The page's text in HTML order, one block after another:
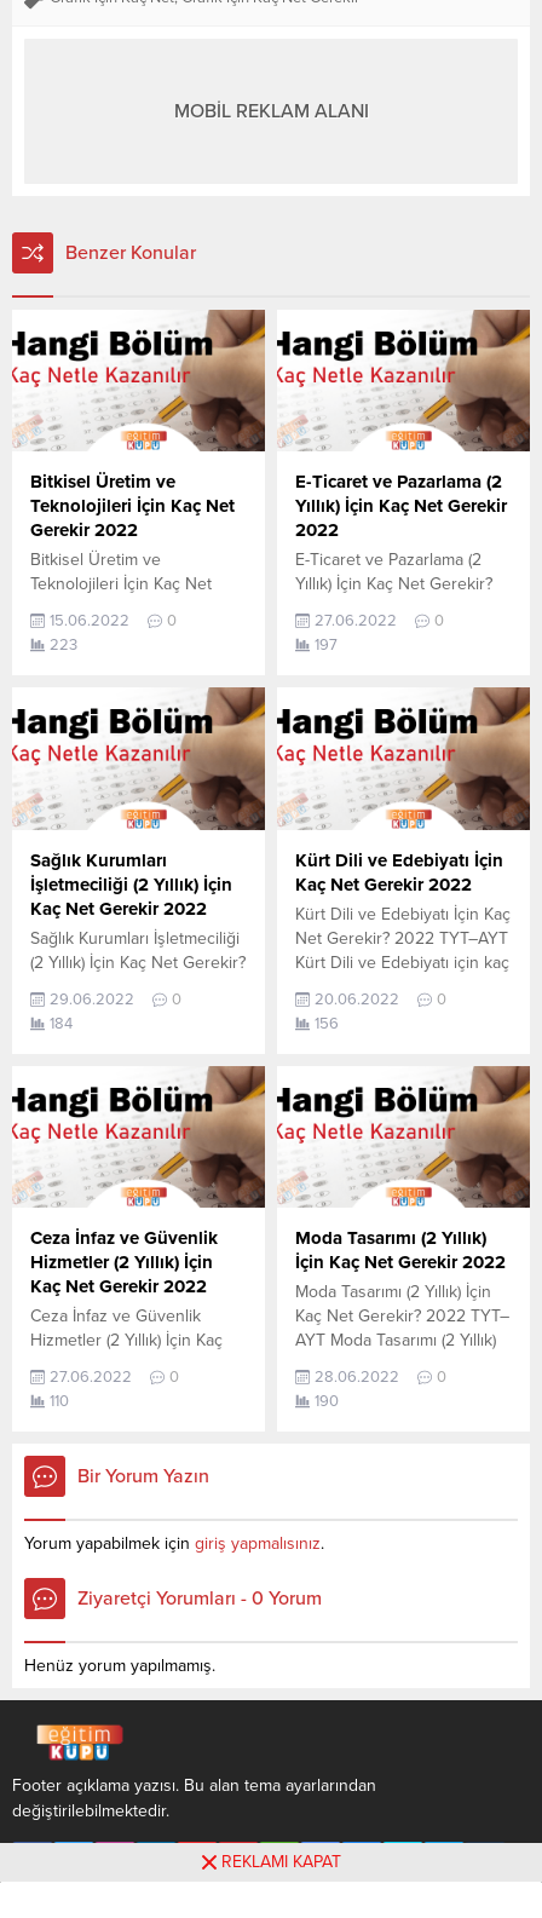
MOBİL REKLAM ALANI
Benzer Konular
Bitkisel Üretim ve
Teknolojileri İçin Kaç Net
Gerekir 2022
Bitkisel Üretim ve
Teknolojileri İçin Kaç Net
Bitkisel Üretim ve
Teknolojileri için kaç net
cevabını aşağıdan
öğrenebilirsiniz. Bu veriler
2021 TYT-AYT sınavında en
son yerleşen öğrencilerin
yapmış olduğu netlerdir.
YÖKATLAS YKS-TYT Net
Sihirbazı, YKS-TYT Net
Sihirbazı. Sayfamızdaki
verilerin tamamı
YÖK tarafından yayınlanmış
olan en son güncel...
15.06.2022
0
223
E-Ticaret ve Pazarlama (2
Yıllık) İçin Kaç Net Gerekir
2022
E-Ticaret ve Pazarlama (2
Yıllık) İçin Kaç Net Gerekir?
Pazarlama (2 Yıllık) için kaç
net yapmam gerekir
aşağıdan öğrenebilirsiniz. Bu
veriler 2021 TYT-AYT
sınavında en son yerleşen
öğrencilerin yapmış olduğu
netlerdir. YÖKATLAS YKS-
TYT Net Sihirbazı, YKS-TYT
Net Sihirbazı. Sayfamızdaki
verilerin tamamı
YÖK tarafından yayınlanmış
olan en...
27.06.2022
0
197
Sağlık Kurumları
İşletmeciliği (2 Yıllık) İçin
Kaç Net Gerekir 2022
Sağlık Kurumları İşletmeciliği
(2 Yıllık) İçin Kaç Net Gerekir?
Kurumları İşletmeciliği (2
Yıllık) için kaç net yapmam
aşağıdan öğrenebilirsiniz. Bu
veriler 2021 TYT-AYT
sınavında en son yerleşen
öğrencilerin yapmış olduğu
netlerdir. YÖKATLAS YKS-
TYT Net Sihirbazı, YKS-TYT
Net Sihirbazı. Sayfamızdaki
verilerin tamamı
YÖK tarafından yayınlanmış
olan en...
29.06.2022
0
184
Kürt Dili ve Edebiyatı İçin
Kaç Net Gerekir 2022
Kürt Dili ve Edebiyatı İçin Kaç
Net Gerekir? 2022 TYT–AYT
Kürt Dili ve Edebiyatı için kaç
sorusunun cevabını
aşağıdan öğrenebilirsiniz. Bu
sınavında en son yerleşen
öğrencilerin yapmış olduğu
netlerdir. YÖKATLAS YKS-
TYT Net Sihirbazı, YKS-TYT
Net Sihirbazı. Sayfamızdaki
verilerin tamamı
YÖK tarafından yayınlanmış
olan en son güncel...
20.06.2022
0
156
Ceza İnfaz ve Güvenlik
Hizmetler (2 Yıllık) İçin
Kaç Net Gerekir 2022
Ceza İnfaz ve Güvenlik
Hizmetler (2 Yıllık) İçin Kaç
Ceza İnfaz ve Güvenlik
Hizmetler (2 Yıllık) için kaç
sorusunun cevabını
aşağıdan öğrenebilirsiniz. Bu
sınavında en son yerleşen
öğrencilerin yapmış olduğu
netlerdir. YÖKATLAS YKS-
TYT Net Sihirbazı, YKS-TYT
verilerin...
27.06.2022
0
110
Moda Tasarımı (2 Yıllık)
İçin Kaç Net Gerekir 2022
Moda Tasarımı (2 Yıllık) İçin
Kaç Net Gerekir? 2022 TYT–
AYT Moda Tasarımı (2 Yıllık)
sorusunun cevabını
aşağıdan öğrenebilirsiniz. Bu
YÖK tarafından yayınlanmış
28.06.2022
0
190
Bir Yorum Yazın
Yorum yapabilmek için giriş yapmalısınız.
Ziyaretçi Yorumları - 0 Yorum
Henüz yorum yapılmamış.
Footer açıklama yazısı. Bu alan tema ayarlarından
değiştirilebilmektedir.
REKLAMI KAPAT